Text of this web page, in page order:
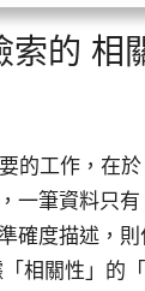
索的 相
的工作，在
一筆資料只
確度描述，
相關性」的